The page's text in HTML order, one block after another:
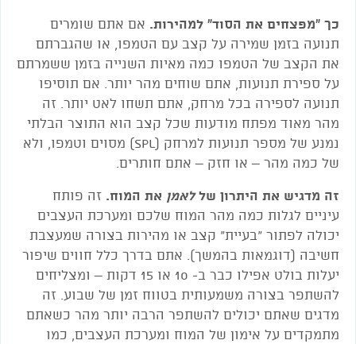
כך "מפצחים את הסוד" למהירות. אם אתם שומרים
תנועה בזמן שמירה על קצב עם הטמפו, או שהגברתם
את הקצב של הטמפו כמה מאיות השנייה בזמן ששמרתם
על ספירת תנועות, אתם שוחים מהר יותר. אם תוסיפו
תנועה לספירה בכל מרחק, אתם תשחו לאט יותר. זה
מהר מאוד מפתח מודעות שכל קצב הוא התוצר הבלתי
נמנע של מספר תנועות למרחק (SPL) מסוים וטמפו, ולא
של כמה מהר – או חזק – אתם חותרים.
זה מדגיש את היתרון שללאמן את המוח. זה פותח
עיניים לגלות כמה מהר המוח שלכם ומערכת העצבים
יכולה לפתור "בעיית" קצב או מהירות בצורה שמעצבת
חשיבה (דוגמאות בהמשך). אתם בדרך כלל חווים שיפור
יעלות בולט אפילו כבר ב- 10 או 15 דקות – ומצליחים
להשתפר בצורה משמעותית בטווח זמן של שבוע. זה
מדגים שאתם יכולים להשתפר הרבה יותר מהר כשאתם
מתמקדים על אימון של המוח ומערכת העצבים, כמו